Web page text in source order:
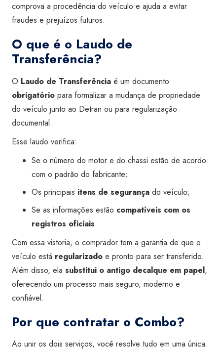
comprova a procedência do veículo e ajuda a evitar
fraudes e prejuízos futuros.
O que é o Laudo de
Transferência?
O Laudo de Transferência é um documento
obrigatório para formalizar a mudança de propriedade
do veículo junto ao Detran ou para regularização
documental.
Esse laudo verifica:
Se o número do motor e do chassi estão de acordo
com o padrão do fabricante;
Os principais itens de segurança do veículo;
Se as informações estão compatíveis com os
registros oficiais.
Com essa vistoria, o comprador tem a garantia de que o
veículo está regularizado e pronto para ser transferido.
Além disso, ela substitui o antigo decalque em papel,
oferecendo um processo mais seguro, moderno e
confiável.
Por que contratar o Combo?
Ao unir os dois serviços, você resolve tudo em uma única